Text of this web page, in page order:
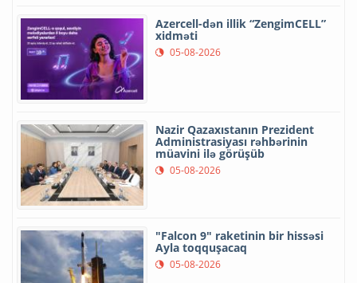
Azercell-dən illik “ZengimCELL”
xidməti
05-08-2026
Nazir Qazaxıstanın Prezident
Administrasiyası rəhbərinin
müavini ilə görüşüb
05-08-2026
"Falcon 9" raketinin bir hissəsi
Ayla toqquşacaq
05-08-2026